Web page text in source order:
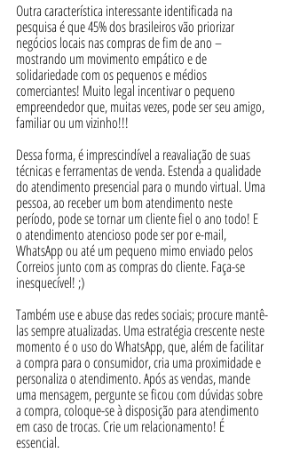
Outra característica interessante identificada na
pesquisa é que 45% dos brasileiros vão priorizar
negócios locais nas compras de fim de ano –
mostrando um movimento empático e de
solidariedade com os pequenos e médios
comerciantes! Muito legal incentivar o pequeno
empreendedor que, muitas vezes, pode ser seu amigo,
familiar ou um vizinho!!!
Dessa forma, é imprescindível a reavaliação de suas
técnicas e ferramentas de venda. Estenda a qualidade
do atendimento presencial para o mundo virtual. Uma
pessoa, ao receber um bom atendimento neste
período, pode se tornar um cliente fiel o ano todo! E
o atendimento atencioso pode ser por e-mail,
WhatsApp ou até um pequeno mimo enviado pelos
Correios junto com as compras do cliente. Faça-se
inesquecível! ;)
Também use e abuse das redes sociais; procure mantê-
las sempre atualizadas. Uma estratégia crescente neste
momento é o uso do WhatsApp, que, além de facilitar
a compra para o consumidor, cria uma proximidade e
personaliza o atendimento. Após as vendas, mande
uma mensagem, pergunte se ficou com dúvidas sobre
a compra, coloque-se à disposição para atendimento
em caso de trocas. Crie um relacionamento! É
essencial.